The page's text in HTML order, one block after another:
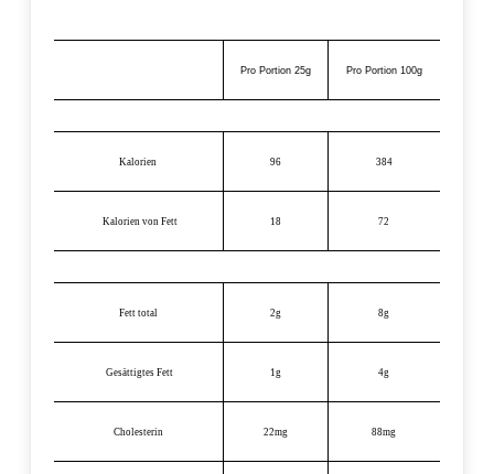
Pro Portion 25g Pro Portion 100g
Kalorien 96 384
Kalorien von Fett 18 72
Fett total 2g 8g
Gesättigtes Fett 1g 4g
Cholesterin 22mg 88mg